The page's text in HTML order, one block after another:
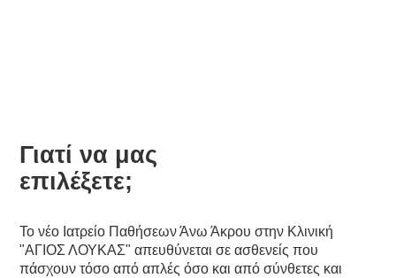
Γιατί να μας
επιλέξετε;
Το νέο Ιατρείο Παθήσεων Άνω Άκρου στην Κλινική
"ΑΓΙΟΣ ΛΟΥΚΑΣ" απευθύνεται σε ασθενείς που
πάσχουν τόσο από απλές όσο και από σύνθετες και